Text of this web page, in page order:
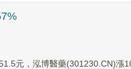
元，泓博醫藥(301230.CN)漲